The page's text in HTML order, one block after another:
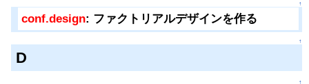
↑
conf.design: ファクトリアルデザインを作る
↑
D
↑